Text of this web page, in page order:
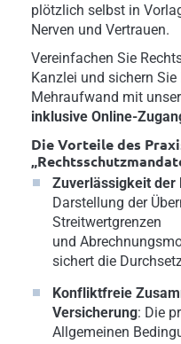
plötzlich selbst in
Nerven und Vertrauen.
Vereinfachen Sie
Kanzlei und sichern
Mehraufwand mit
inklusive Online-
Die Vorteile des
Zuverlässigkeit der
Darstellung der
Streitwertgrenzen
und
sichert die
Konfliktfreie
Versicherung: Die
Allgemeinen